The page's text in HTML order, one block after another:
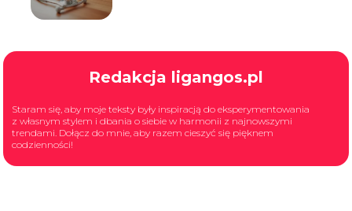
Redakcja ligangos.pl
Staram się, aby moje teksty były inspiracją do eksperymentowania
z własnym stylem i dbania o siebie w harmonii z najnowszymi
trendami. Dołącz do mnie, aby razem cieszyć się pięknem
codzienności!